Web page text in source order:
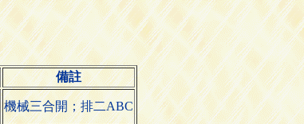
備註
機械三合開；排二ABC